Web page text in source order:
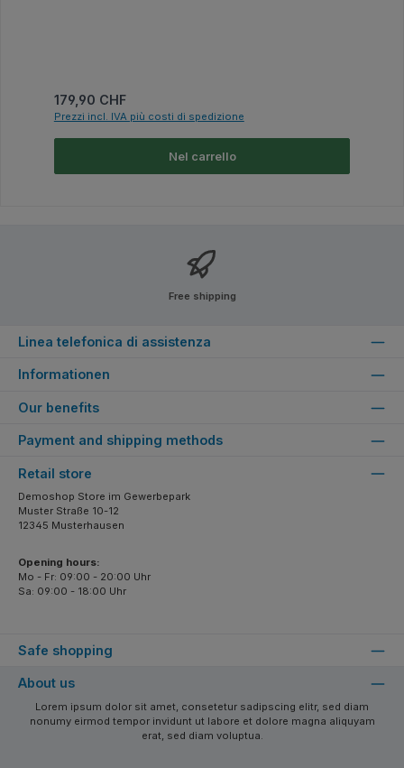
Prezzo normale:
179,90 CHF
Prezzi incl. IVA più costi di spedizione
Nel carrello
Free shipping
Linea telefonica di assistenza
Informationen
Our benefits
Payment and shipping methods
Safe shopping
Retail store
Demoshop Store im Gewerbepark
Muster Straße 10-12
12345 Musterhausen
Opening hours:
Mo - Fr: 09:00 - 20:00 Uhr
Sa: 09:00 - 18:00 Uhr
About us
Lorem ipsum dolor sit amet, consetetur sadipscing elitr, sed diam
nonumy eirmod tempor invidunt ut labore et dolore magna aliquyam
erat, sed diam voluptua.